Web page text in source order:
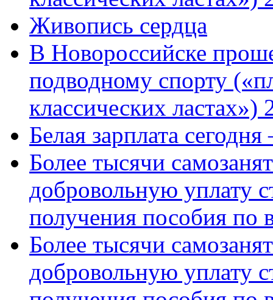
Живопись сердца
В Новороссийске
подводному спорту
классических ластах»)
Белая зарплата
Более тысячи
добровольную уплату
получения пособия по
Более тысячи
добровольную уплату